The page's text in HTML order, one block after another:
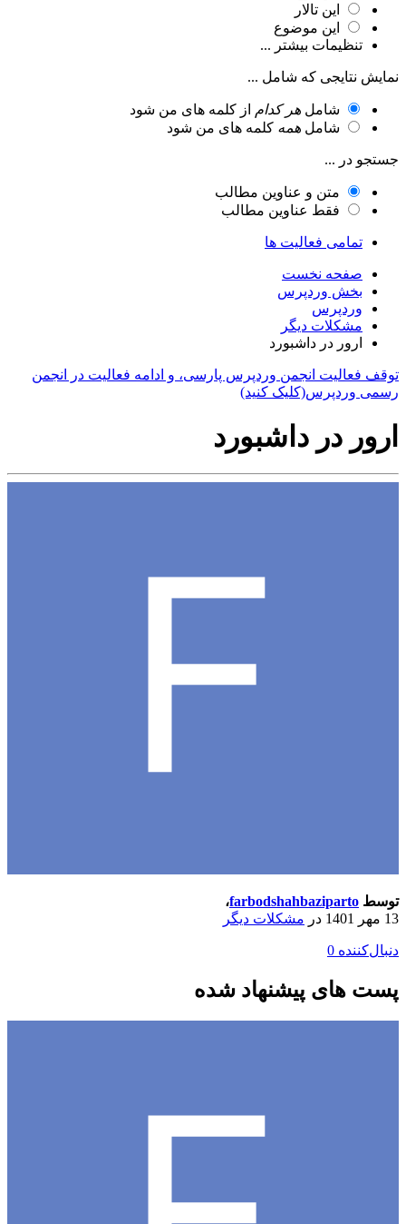
این تالار
این موضوع
تنظیمات بیشتر ...
نمایش نتایجی که شامل ...
شامل هر کدام از کلمه های من شود
شامل همه کلمه های من شود
جستجو در ...
متن و عناوین مطالب
فقط عناوین مطالب
تمامی فعالیت ها
صفحه نخست
بخش وردپرس
وردپرس
مشکلات دیگر
ارور در داشبورد
توقف فعالیت انجمن وردپرس پارسی، و ادامه فعالیت در انجمن
رسمی وردپرس(کلیک کنید)
ارور در داشبورد
توسط farbodshahbaziparto،
13 مهر 1401
در مشکلات دیگر
دنبال‌کننده 0
پست های پیشنهاد شده